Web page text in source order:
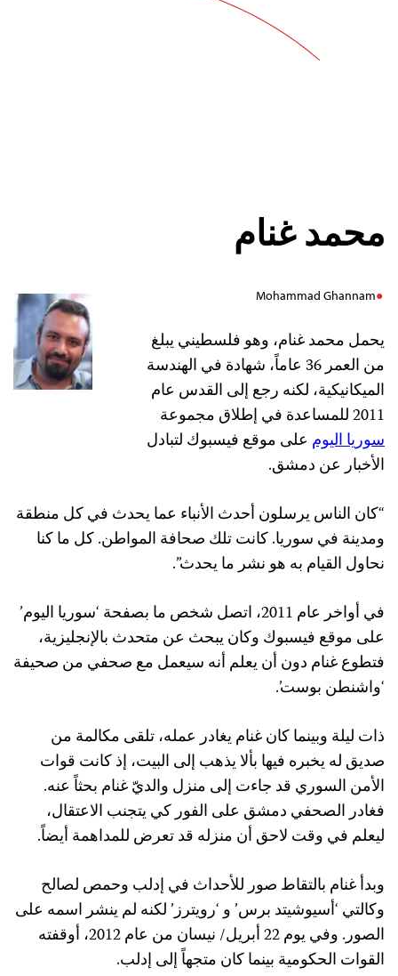
محمد غنام
Mohammad Ghannam
يحمل محمد غنام، وهو فلسطيني يبلغ
من العمر 36 عاماً، شهادة في الهندسة
الميكانيكية، لكنه رجع إلى القدس عام
2011 للمساعدة في إطلاق مجموعة
سوريا اليوم على موقع فيسبوك لتبادل
الأخبار عن دمشق.
“كان الناس يرسلون أحدث الأنباء عما يحدث في كل منطقة
ومدينة في سوريا. كانت تلك صحافة المواطن. كل ما كنا
نحاول القيام به هو نشر ما يحدث”.
في أواخر عام 2011، اتصل شخص ما بصفحة ‘سوريا اليوم’
على موقع فيسبوك وكان يبحث عن متحدث بالإنجليزية،
فتطوع غنام دون أن يعلم أنه سيعمل مع صحفي من صحيفة
‘واشنطن بوست’.
ذات ليلة وبينما كان غنام يغادر عمله، تلقى مكالمة من
صديق له يخبره فيها بألا يذهب إلى البيت، إذ كانت قوات
الأمن السوري قد جاءت إلى منزل والديّ غنام بحثاً عنه.
فغادر الصحفي دمشق على الفور كي يتجنب الاعتقال،
ليعلم في وقت لاحق أن منزله قد تعرض للمداهمة أيضاً.
وبدأ غنام بالتقاط صور للأحداث في إدلب وحمص لصالح
وكالتي ‘أسيوشيتد برس’ و ‘رويترز’ لكنه لم ينشر اسمه على
الصور. وفي يوم 22 أبريل/ نيسان من عام 2012، أوقفته
القوات الحكومية بينما كان متجهاً إلى إدلب.